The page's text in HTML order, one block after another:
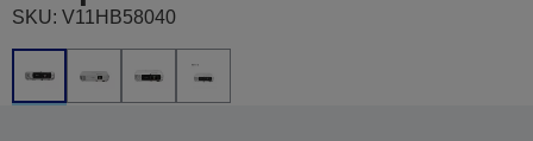
SKU: V11HB58040